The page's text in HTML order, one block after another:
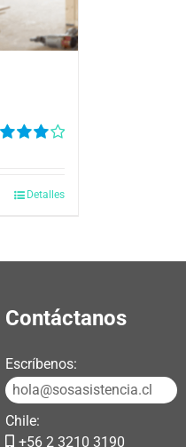
Detalles
Contáctanos
Escríbenos:
hola@sosasistencia.cl
Chile:
+56 2 3210 3190